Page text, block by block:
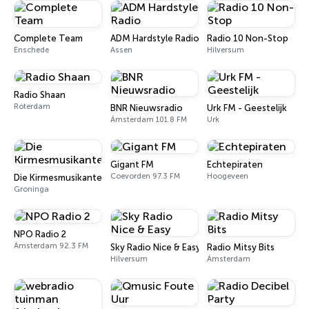
Complete Team
Enschede
ADM Hardstyle Radio
Assen
Radio 10 Non-Stop
Hilversum
Radio Shaan
Róterdam BNR Nieuwsradio
Ámsterdam 101.8 FM
Urk FM - Geestelijk
Urk
Die Kirmesmusikanten
Groninga
Gigant FM
Coevorden 97.3 FM
Echtepiraten
Hoogeveen
NPO Radio 2
Ámsterdam 92.3 FM Sky Radio Nice & Easy
Hilversum
Radio Mitsy Bits
Ámsterdam